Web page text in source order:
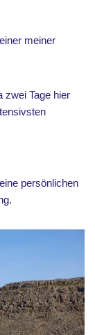
meiner
zwei Tage hier
persönlichen